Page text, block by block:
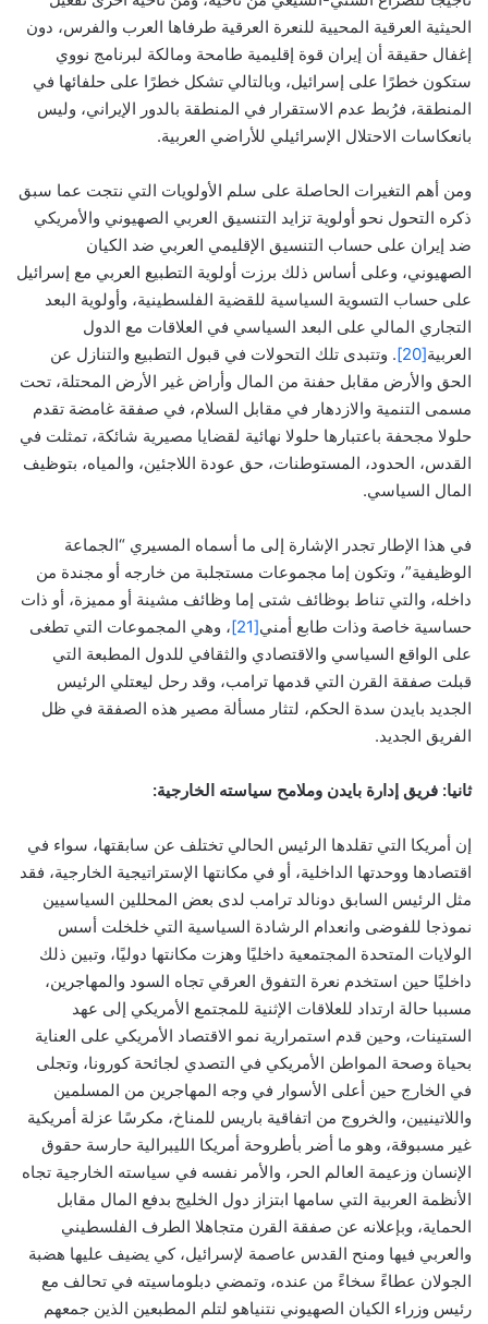
الحيثية العرقية المحيية للنعرة العرقية طرفاها العرب والفرس، دون
إغفال حقيقة أن إيران قوة إقليمية طامحة ومالكة لبرنامج نووي
ستكون خطرًا على إسرائيل، وبالتالي تشكل خطرًا على حلفائها في
المنطقة، فرُبط عدم الاستقرار في المنطقة بالدور الإيراني، وليس
بانعكاسات الاحتلال الإسرائيلي للأراضي العربية.
ومن أهم التغيرات الحاصلة على سلم الأولويات التي نتجت عما سبق
ذكره التحول نحو أولوية تزايد التنسيق العربي الصهيوني والأمريكي
ضد إيران على حساب التنسيق الإقليمي العربي ضد الكيان
الصهيوني، وعلى أساس ذلك برزت أولوية التطبيع العربي مع إسرائيل
على حساب التسوية السياسية للقضية الفلسطينية، وأولوية البعد
التجاري المالي على البعد السياسي في العلاقات مع الدول
العربية[20]
. وتتبدى تلك التحولات في قبول التطبيع والتنازل عن
الحق والأرض مقابل حفنة من المال وأراض غير الأرض المحتلة، تحت
مسمى التنمية والازدهار في مقابل السلام، في صفقة غامضة تقدم
حلولا مجحفة باعتبارها حلولا نهائية لقضايا مصيرية شائكة، تمثلت في
القدس، الحدود، المستوطنات، حق عودة اللاجئين، والمياه، بتوظيف
المال السياسي.
في هذا الإطار تجدر الإشارة إلى ما أسماه المسيري “الجماعة
الوظيفية”، وتكون إما مجموعات مستجلبة من خارجه أو مجندة من
داخله، والتي تناط بوظائف شتى إما وظائف مشينة أو مميزة، أو ذات
حساسية خاصة وذات طابع أمني[21]
، وهي المجموعات التي تطغى
على الواقع السياسي والاقتصادي والثقافي للدول المطبعة التي
قبلت صفقة القرن التي قدمها ترامب، وقد رحل ليعتلي الرئيس
الجديد بايدن سدة الحكم، لتثار مسألة مصير هذه الصفقة في ظل
الفريق الجديد.
ثانيا: فريق إدارة بايدن وملامح سياسته الخارجية:
إن أمريكا التي تقلدها الرئيس الحالي تختلف عن سابقتها، سواء في
اقتصادها ووحدتها الداخلية، أو في مكانتها الإستراتيجية الخارجية، فقد
مثل الرئيس السابق دونالد ترامب لدى بعض المحللين السياسيين
نموذجا للفوضى وانعدام الرشادة السياسية التي خلخلت أسس
الولايات المتحدة المجتمعية داخليًا وهزت مكانتها دوليًا، وتبين ذلك
داخليًا حين استخدم نعرة التفوق العرقي تجاه السود والمهاجرين،
مسببا حالة ارتداد للعلاقات الإثنية للمجتمع الأمريكي إلى عهد
الستينات، وحين قدم استمرارية نمو الاقتصاد الأمريكي على العناية
بحياة وصحة المواطن الأمريكي في التصدي لجائحة كورونا، وتجلى
في الخارج حين أعلى الأسوار في وجه المهاجرين من المسلمين
واللاتينيين، والخروج من اتفاقية باريس للمناخ، مكرسًا عزلة أمريكية
غير مسبوقة، وهو ما أضر بأطروحة أمريكا الليبرالية حارسة حقوق
الإنسان وزعيمة العالم الحر، والأمر نفسه في سياسته الخارجية تجاه
الأنظمة العربية التي سامها ابتزاز دول الخليج بدفع المال مقابل
الحماية، وبإعلانه عن صفقة القرن متجاهلا الطرف الفلسطيني
والعربي فيها ومنح القدس عاصمة لإسرائيل، كي يضيف عليها هضبة
الجولان عطاءً سخاءً من عنده، وتمضي دبلوماسيته في تحالف مع
رئيس وزراء الكيان الصهيوني نتنياهو لتلم المطبعين الذين جمعهم